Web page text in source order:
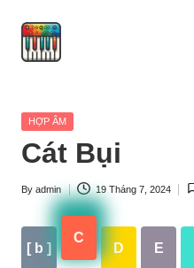
Skip
Posted
HỢP ÂM
Cát Bụi
Posted
By admin 19 Tháng 7, 2024
[ b ]
C
D E